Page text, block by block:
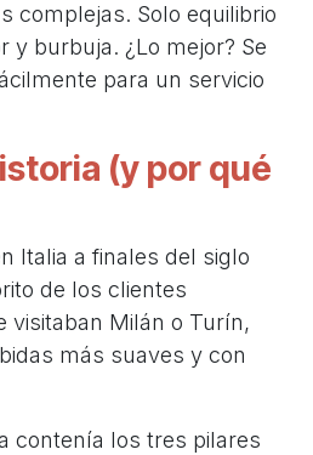
complejas. Solo equilibrio
y burbuja. ¿Lo mejor? Se
para un servicio
(y por qué
Italia a finales del siglo
de los clientes
visitaban Milán o Turín,
más suaves y con
contenía los tres pilares